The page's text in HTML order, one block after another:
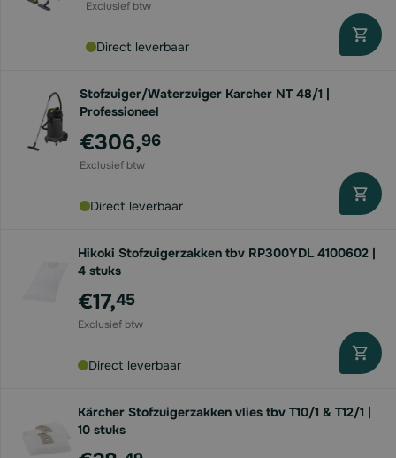
Direct leverbaar
Stofzuiger/Waterzuiger Karcher NT 48/1 |
Professioneel
€306,96
Direct leverbaar
Hikoki Stofzuigerzakken tbv RP300YDL 4100602 |
4 stuks
€17,45
Direct leverbaar
Kärcher Stofzuigerzakken vlies tbv T10/1 & T12/1 |
10 stuks